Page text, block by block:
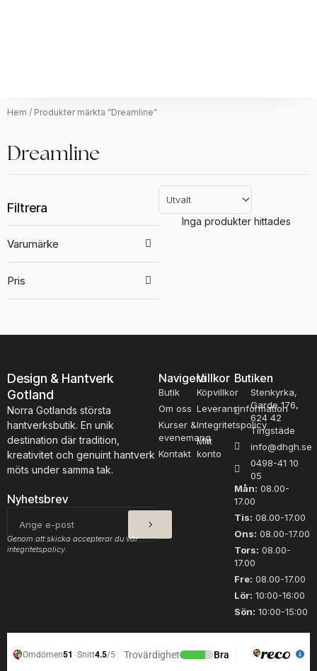
Hem / Produkter märkta ”Dreamline”
Dreamline
Filtrera
Varumärke
Pris
Inga produkter hittades
Design & Hantverk
Gotland
Norra Gotlands största
hantverksbutik. En unik
destination där tradition,
kreativitet och genuint hantverk
möts under samma tak.
Nyhetsbrev
post
SKICKA
Genom att skicka accepterar du vår
integritetspolicy.
Navigera
Butik
Om oss
Kurser &
evenemang
Kontakt
Villkor
Köpvillkor
Leveransinformation
Integritetspolicy
Mitt
konto
Butiken
Stenkyrka,
Garde 176,
624 42
Tingstäde
info@dhgh.se
0498-41 10
05
Mån: 08.00-
17.00
Tis: 08.00-17.00
Ons: 08.00-17.00
Tors: 08.00-
17.00
Fre: 08.00-17.00
Lör: 10:00-16:00
Sön: 10:00-15:00